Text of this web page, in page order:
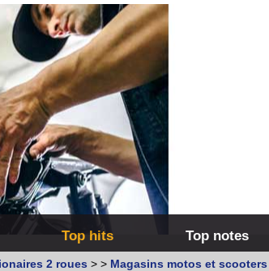
Top hits Top notes
2 roues > > Magasins motos et scooters